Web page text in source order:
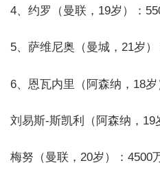
4、约罗（曼联，19岁）：
5、萨维尼奥（曼城，21岁）
6、恩瓦内里（阿森纳，18岁
刘易斯-斯凯利（阿森纳，19
梅努（曼联，20岁）：4500